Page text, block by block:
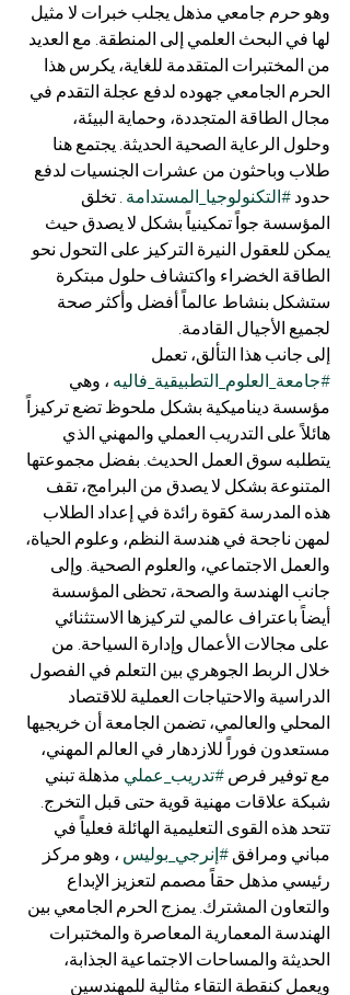
وهو حرم جامعي مذهل يجلب خبرات لا مثيل
لها في البحث العلمي إلى المنطقة. مع العديد
من المختبرات المتقدمة للغاية، يكرس هذا
الحرم الجامعي جهوده لدفع عجلة التقدم في
مجال الطاقة المتجددة، وحماية البيئة،
وحلول الرعاية الصحية الحديثة. يجتمع هنا
طلاب وباحثون من عشرات الجنسيات لدفع
حدود #التكنولوجيا_المستدامة . تخلق
المؤسسة جواً تمكينياً بشكل لا يصدق حيث
يمكن للعقول النيرة التركيز على التحول نحو
الطاقة الخضراء واكتشاف حلول مبتكرة
ستشكل بنشاط عالماً أفضل وأكثر صحة
لجميع الأجيال القادمة.
إلى جانب هذا التألق، تعمل
#جامعة_العلوم_التطبيقية_فاليه ، وهي
مؤسسة ديناميكية بشكل ملحوظ تضع تركيزاً
هائلاً على التدريب العملي والمهني الذي
يتطلبه سوق العمل الحديث. بفضل مجموعتها
المتنوعة بشكل لا يصدق من البرامج، تقف
هذه المدرسة كقوة رائدة في إعداد الطلاب
لمهن ناجحة في هندسة النظم، وعلوم الحياة،
والعمل الاجتماعي، والعلوم الصحية. وإلى
جانب الهندسة والصحة، تحظى المؤسسة
أيضاً باعتراف عالمي لتركيزها الاستثنائي
على مجالات الأعمال وإدارة السياحة. من
خلال الربط الجوهري بين التعلم في الفصول
الدراسية والاحتياجات العملية للاقتصاد
المحلي والعالمي، تضمن الجامعة أن خريجيها
مستعدون فوراً للازدهار في العالم المهني،
مع توفير فرص #تدريب_عملي مذهلة تبني
شبكة علاقات مهنية قوية حتى قبل التخرج.
تتحد هذه القوى التعليمية الهائلة فعلياً في
مباني ومرافق #إنرجي_بوليس ، وهو مركز
رئيسي مذهل حقاً مصمم لتعزيز الإبداع
والتعاون المشترك. يمزج الحرم الجامعي بين
الهندسة المعمارية المعاصرة والمختبرات
الحديثة والمساحات الاجتماعية الجذابة،
ويعمل كنقطة التقاء مثالية للمهندسين